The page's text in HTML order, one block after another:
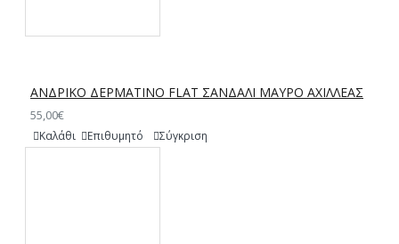
ΑΝΔΡΙΚΟ ΔΕΡΜΑΤΙΝΟ FLAT ΣΑΝΔΑΛΙ ΜΑΥΡΟ ΑΧΙΛΛΕΑΣ
55,00€
Καλάθι Επιθυμητό Σύγκριση